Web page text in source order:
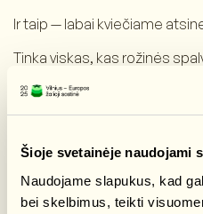
Šioje svetainėje naudojami
Naudojame slapukus, kad
bei skelbimus, teikti
Ir taip — labai kviečiame
Tinka viskas, kas rožinės
🍰 pyragai,
🧁 desertai,
🍓 uogos,
🥤 naminiai gėrimai ar
jūsų virtuvė.